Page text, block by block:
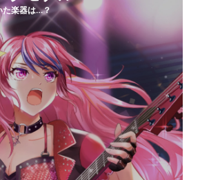
た楽器は…？